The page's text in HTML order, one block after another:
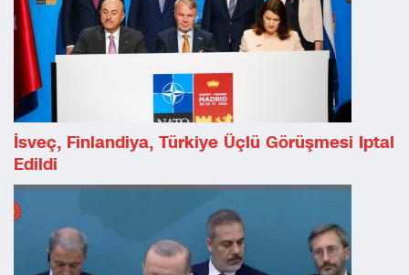
İsveç, Finlandiya, Türkiye Üçlü Görüşmesi Iptal
Edildi